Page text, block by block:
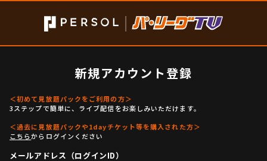
新規アカウント登録
＜初めて見放題パックをご利用の方＞
3ステップで簡単に、ライブ配信をお楽しみいただけます。
＜過去に見放題パックや1dayチケット等を購入された方＞
こちらからログインください
メールアドレス（ログインID）